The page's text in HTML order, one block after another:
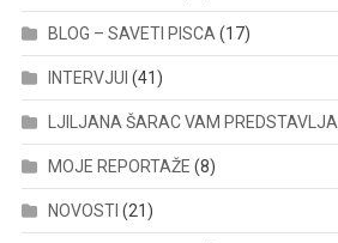
BLOG – SAVETI PISCA (17)
INTERVJUI (41)
LJILJANA ŠARAC VAM PREDSTAVLJA
MOJE REPORTAŽE (8)
NOVOSTI (21)